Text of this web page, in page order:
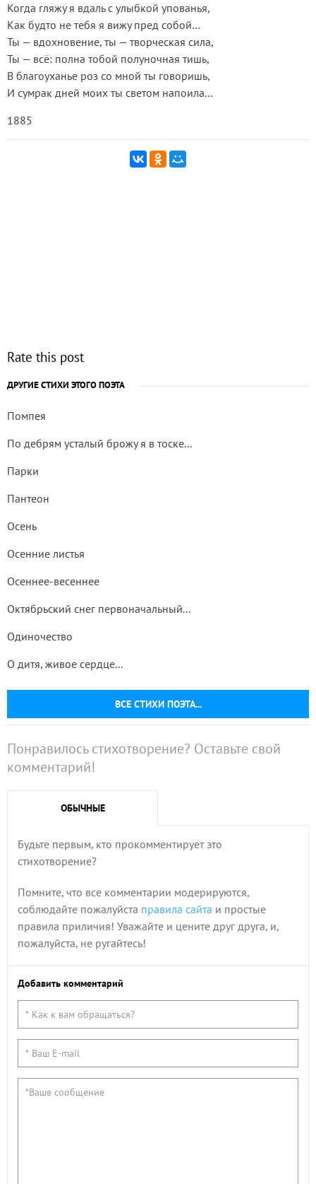
Когда гляжу я вдаль с улыбкой упованья,
Как будто не тебя я вижу пред собой…
Ты — вдохновение, ты — творческая сила,
Ты — всё: полна тобой полуночная тишь,
В благоуханье роз со мной ты говоришь,
И сумрак дней моих ты светом напоила…
1885
Rate this post
ДРУГИЕ СТИХИ ЭТОГО ПОЭТА
ВСЕ СТИХИ ПОЭТА...
Помпея
По дебрям усталый брожу я в тоске...
Парки
Пантеон
Осень
Осенние листья
Осеннее-весеннее
Октябрьский снег первоначальный...
Одиночество
О дитя, живое сердце...
Понравилось стихотворение? Оставьте свой
комментарий!
ОБЫЧНЫЕ
Будьте первым, кто прокомментирует это
стихотворение?
Помните, что все комментарии модерируются,
соблюдайте пожалуйста правила сайта и простые
правила приличия! Уважайте и цените друг друга, и,
пожалуйста, не ругайтесь!
Добавить комментарий